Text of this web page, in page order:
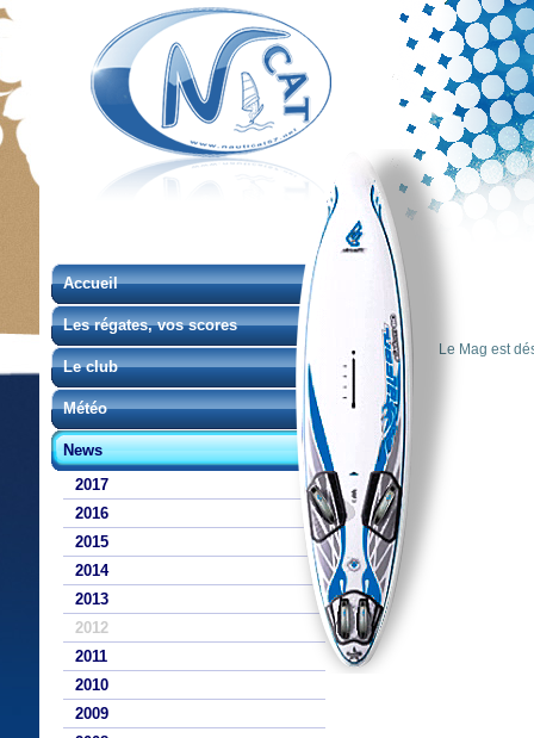
Accueil
Les régates, vos scores
Le club
Météo
News
2017
2016
2015
2014
2013
2012
2011
2010
2009
Le Mag est